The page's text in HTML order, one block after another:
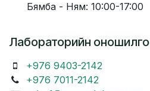
Бямба - Ням: 10:00-17:00
Лабораторийн
+976 9403-2142
+976 7011-2142